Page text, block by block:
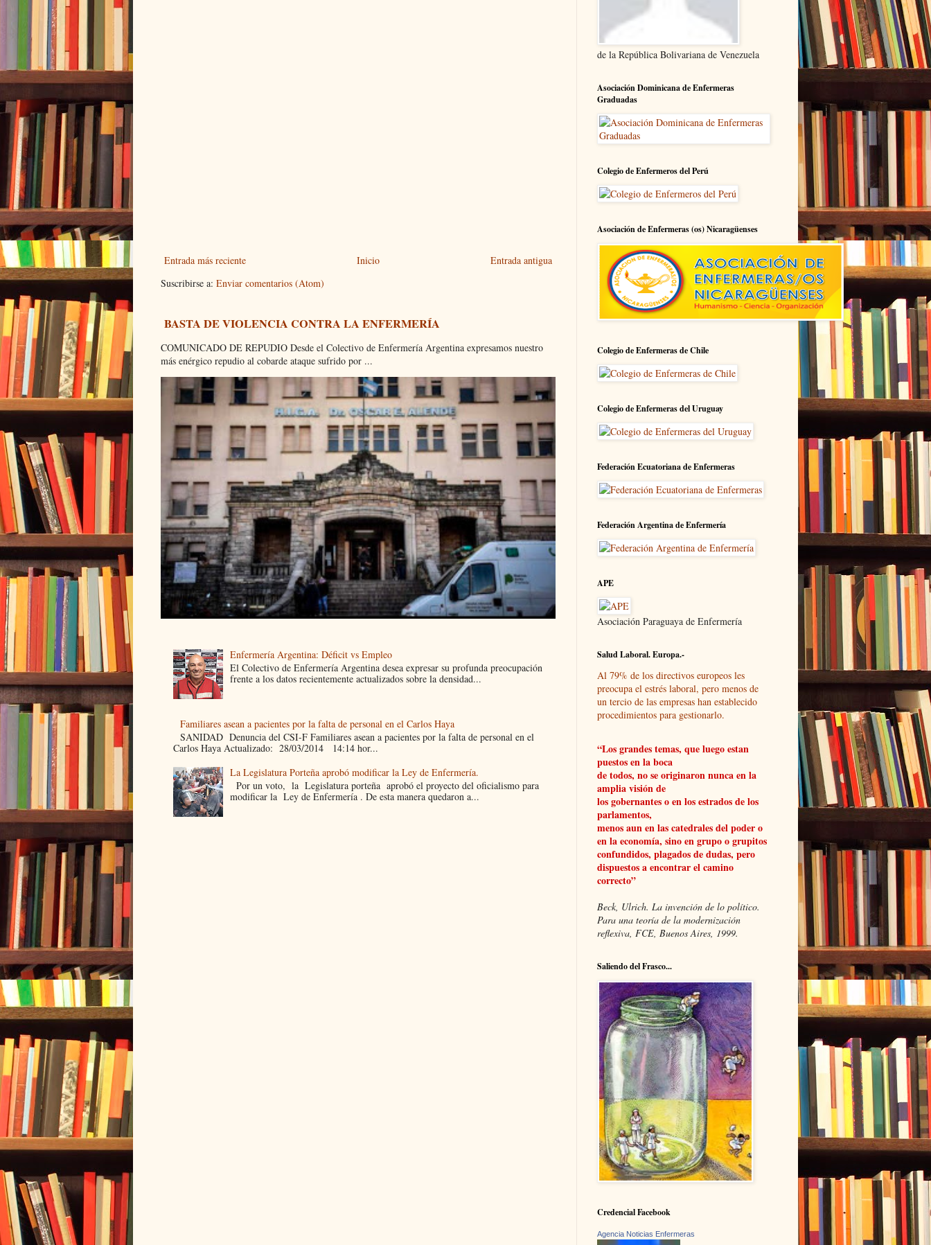
Entrada más reciente Entrada antigua
Inicio
Suscribirse a: Enviar comentarios (Atom)
BASTA DE VIOLENCIA CONTRA LA ENFERMERÍA
COMUNICADO DE REPUDIO Desde el Colectivo de Enfermería Argentina expresamos nuestro
más enérgico repudio al cobarde ataque sufrido por ...
Enfermería Argentina: Déficit vs Empleo
El Colectivo de Enfermería Argentina desea expresar su profunda preocupación
frente a los datos recientemente actualizados sobre la densidad...
Familiares asean a pacientes por la falta de personal en el Carlos Haya
SANIDAD Denuncia del CSI-F Familiares asean a pacientes por la falta de personal en el
Carlos Haya Actualizado: 28/03/2014 14:14 hor...
La Legislatura Porteña aprobó modificar la Ley de Enfermería.
Por un voto, la Legislatura porteña aprobó el proyecto del oficialismo para
modificar la Ley de Enfermería . De esta manera quedaron a...
de la República Bolivariana de Venezuela
Asociación Dominicana de Enfermeras
Graduadas
Colegio de Enfermeros del Perú
Asociación de Enfermeras (os) Nicaragüenses
Colegio de Enfermeras de Chile
Colegio de Enfermeras del Uruguay
Federación Ecuatoriana de Enfermeras
Federación Argentina de Enfermería
APE
Asociación Paraguaya de Enfermería
Salud Laboral. Europa.-
Al 79% de los directivos europeos les
preocupa el estrés laboral, pero menos de
un tercio de las empresas han establecido
procedimientos para gestionarlo.
“Los grandes temas, que luego estan
puestos en la boca
de todos, no se originaron nunca en la
amplia visión de
los gobernantes o en los estrados de los
parlamentos,
menos aun en las catedrales del poder o
en la economía, sino en grupo o grupitos
confundidos, plagados de dudas, pero
dispuestos a encontrar el camino
correcto”
Beck, Ulrich. La invención de lo político.
Para una teoría de la modernización
reflexiva, FCE, Buenos Aires, 1999.
Saliendo del Frasco...
Credencial Facebook
Agencia Noticias Enfermeras